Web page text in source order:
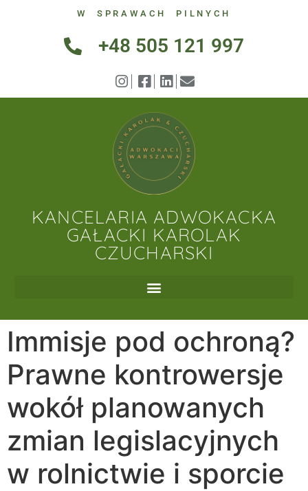
W SPRAWACH PILNYCH
+48 505 121 997
KANCELARIA ADWOKACKA
GAŁACKI KAROLAK
CZUCHARSKI
Immisje pod ochroną?
Prawne kontrowersje
wokół planowanych
zmian legislacyjnych
w rolnictwie i sporcie